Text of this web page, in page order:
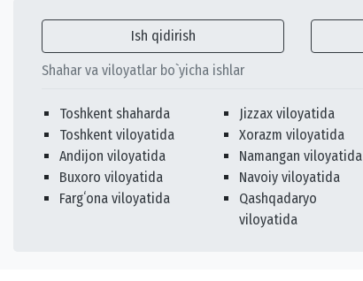
Ish qidirish
Shahar va viloyatlar bo`yicha ishlar
Toshkent shaharda
Toshkent viloyatida
Andijon viloyatida
Buxoro viloyatida
Fargʻona viloyatida
Jizzax viloyatida
Xorazm viloyatida
Namangan viloyatida
Navoiy viloyatida
Qashqadaryo
viloyatida